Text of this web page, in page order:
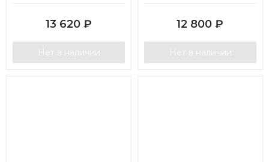
13 620 ₽
Нет в наличии
12 800 ₽
Нет в наличии